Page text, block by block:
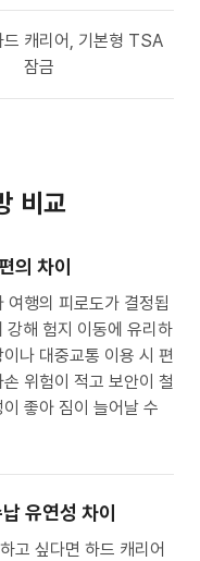
캐리어, 기본형 TSA
잠금
비교
의 차이
여행의 피로도가 결정됩
강해 험지 이동에 유리하
나 대중교통 이용 시 편
위험이 적고 보안이 철
좋아 짐이 늘어날 수
유연성 차이
고 싶다면 하드 캐리어